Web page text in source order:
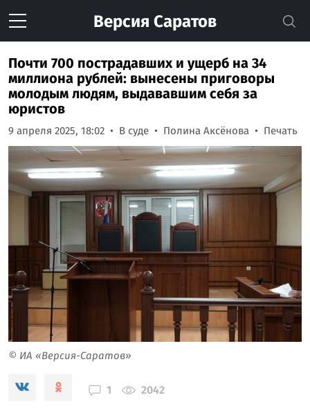
Версия Саратов
Почти 700 пострадавших и ущерб на 34
миллиона рублей: вынесены приговоры
молодым людям, выдававшим себя за
юристов
9 апреля 2025, 18:02 В суде Полина Аксёнова Печать
© ИА «Версия-Саратов»
1 2042